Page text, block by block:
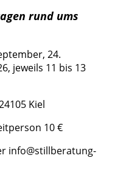
rund ums
24.
jeweils 11 bis 13
Kiel
10 €
info@stillberatung-